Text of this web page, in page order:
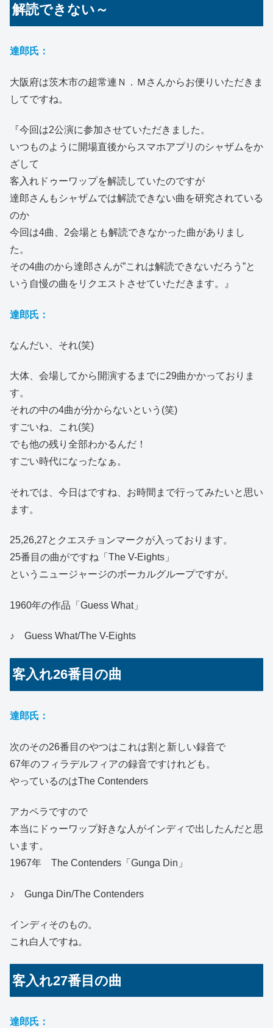
解読できない～
達郎氏：
大阪府は茨木市の超常連Ｎ．Ｍさんからお便りいただきま
してですね。
『今回は2公演に参加させていただきました。
いつものように開場直後からスマホアプリのシャザムをか
ざして
客入れドゥーワップを解読していたのですが
達郎さんもシャザムでは解読できない曲を研究されている
のか
今回は4曲、2会場とも解読できなかった曲がありまし
た。
その4曲のから達郎さんが”これは解読できないだろう”と
いう自慢の曲をリクエストさせていただきます。』
達郎氏：
なんだい、それ(笑)
大体、会場してから開演するまでに29曲かかっておりま
す。
それの中の4曲が分からないという(笑)
すごいね、これ(笑)
でも他の残り全部わかるんだ！
すごい時代になったなぁ。
それでは、今日はですね、お時間まで行ってみたいと思い
ます。
25,26,27とクエスチョンマークが入っております。
25番目の曲がですね「The V-Eights」
というニュージャージのボーカルグループですが。
1960年の作品「Guess What」
♪ Guess What/The V-Eights
客入れ26番目の曲
達郎氏：
次のその26番目のやつはこれは割と新しい録音で
67年のフィラデルフィアの録音ですけれども。
やっているのはThe Contenders
アカペラですので
本当にドゥーワップ好きな人がインディで出したんだと思
います。
1967年 The Contenders「Gunga Din」
♪ Gunga Din/The Contenders
インディそのもの。
これ白人ですね。
客入れ27番目の曲
達郎氏：